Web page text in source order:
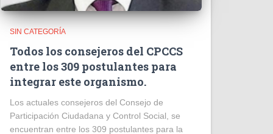
SIN CATEGORÍA
Todos los consejeros del CPCCS
entre los 309 postulantes para
integrar este organismo.
Los actuales consejeros del Consejo de
Participación Ciudadana y Control Social, se
encuentran entre los 309 postulantes para la